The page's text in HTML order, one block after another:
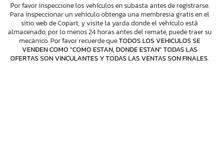
Por favor inspeccione los vehículos en subasta antes de registrarse.
Para inspeccionar un vehículo obtenga una membresia gratis en el
sitio web de Copart, y visite la yarda donde el vehículo está
almacenado, por lo menos 24 horas antes del remate, puede traer su
mecánico. Por favor recuerde queTODOS LOS VEHICULOS SE
VENDEN COMO "COMO ESTAN, DONDE ESTAN" TODAS LAS
OFERTAS SON VINCULANTES Y TODAS LAS VENTAS SON FINALES.